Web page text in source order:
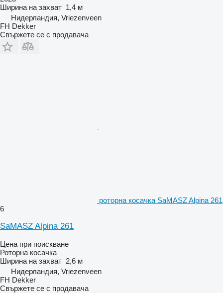
Ширина на захват 1,4 м
Нидерландия, Vriezenveen
FH Dekker
Свържете се с продавача
роторна косачка SaMASZ Alpina 261
6
SaMASZ Alpina 261
Цена при поискване
Роторна косачка
Ширина на захват 2,6 м
Нидерландия, Vriezenveen
FH Dekker
Свържете се с продавача